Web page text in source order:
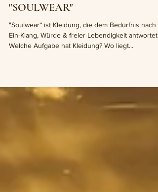
Die Vision und Urnatur
"SOULWEAR"
"Soulwear“ ist Kleidung, die dem Bedürfnis nach
Ein-Klang, Würde & freier Lebendigkeit antwortet."